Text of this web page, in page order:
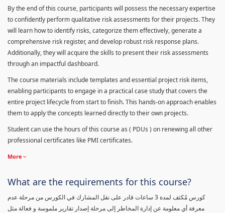
By the end of this course, participants will possess the necessary expertise
to confidently perform qualitative risk assessments for their projects. They
will learn how to identify risks, categorize them effectively, generate a
comprehensive risk register, and develop robust risk response plans.
Additionally, they will acquire the skills to present their risk assessments
through an impactful dashboard.
The course materials include templates and essential project risk items,
enabling participants to engage in a practical case study that covers the
entire project lifecycle from start to finish. This hands-on approach enables
them to apply the concepts learned directly to their own projects.
Student can use the hours of this course as ( PDUs ) on renewing all other
professional certificates like PMI certificates.
More
What are the requirements for this course?
كورس مٌكثف لمدة 3 ساعات قادر على نقل المشارك في الكورس من مرحلة عدم
معرفة أي معلومة عن إدارة المخاطر إلى مرحلة إصدار تقارير ملموسة و فعالة مثل